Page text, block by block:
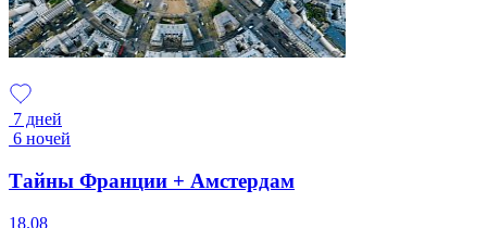
7 дней
6 ночей
Тайны Франции + Амстердам
18.08